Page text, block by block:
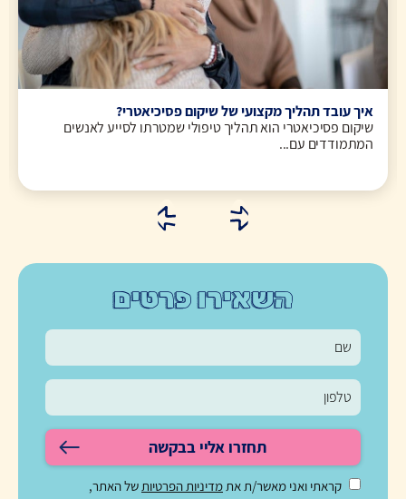
איך עובד תהליך מקצועי של שיקום פסיכיאטרי?
שיקום פסיכיאטרי הוא תהליך טיפולי שמטרתו לסייע לאנשים
המתמודדים עם...
השאירו פרטים
תחזרו אליי בבקשה
קראתי ואני מאשר/ת את מדיניות הפרטיות של האתר,